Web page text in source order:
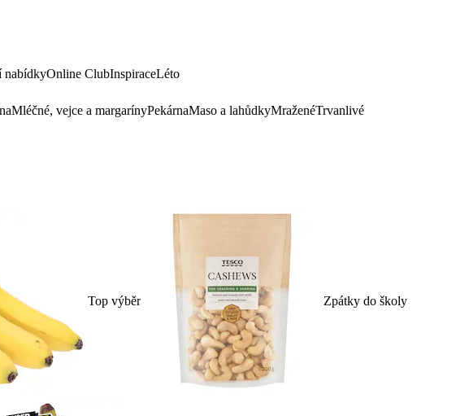
nabídkyOnline ClubInspiraceLéto
Mléčné, vejce a margarínyPekárnaMaso a lahůdkyMraženéTrvanlivé
Top výběr Zpátky do školy